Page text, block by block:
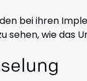
bei ihren
sehen, wie das